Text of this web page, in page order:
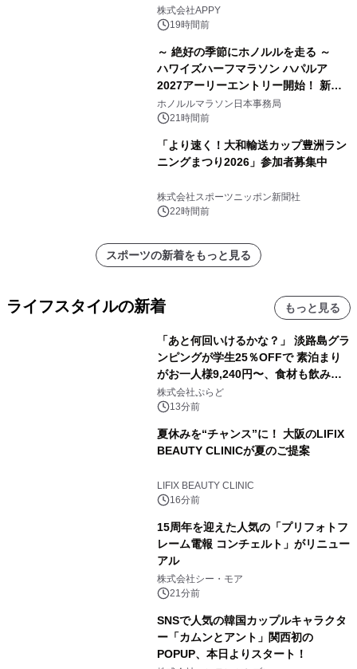
株式会社APPY
19時間前
～ 絶好の季節にホノルルを走る ～
ハワイズハーフマラソン ハパルア
2027アーリーエントリー開始！ 新カ
テゴリー「ハパルアIKI(イキ)」(約
13.4km)が登場
ホノルルマラソン日本事務局
21時間前
「より速く！大和輸送カップ豊洲ラン
ニングまつり2026」参加者募集中
株式会社スポーツニッポン新聞社
22時間前
スポーツの新着をもっと見る
ライフスタイルの新着 もっと見る
「あと何回いけるかな？」 淡路島グラ
ンピングが学生25％OFFで 素泊まり
がお一人様9,240円〜、食材も飲み物
も持ち込み自由 「グランピングリゾー
ト Awaji」9月30日までの平日限定
株式会社ぷらど
13分前
夏休みを“チャンス”に！ 大阪のLIFIX
BEAUTY CLINICが夏のご提案
LIFIX BEAUTY CLINIC
16分前
15周年を迎えた人気の「プリフォトフ
レーム電報 コンチェルト」がリニュー
アル
株式会社シー・モア
21分前
SNSで人気の韓国カップルキャラクタ
ー「カムンとアント」関西初の
POPUP、本日よりスタート！